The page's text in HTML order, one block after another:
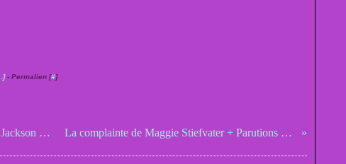
]- Permalien [#]
Essais costumes de Nikki, Ashley et Jackson pour Twilight La complainte de Maggie Stiefvater + Parutions 2010 Hachette